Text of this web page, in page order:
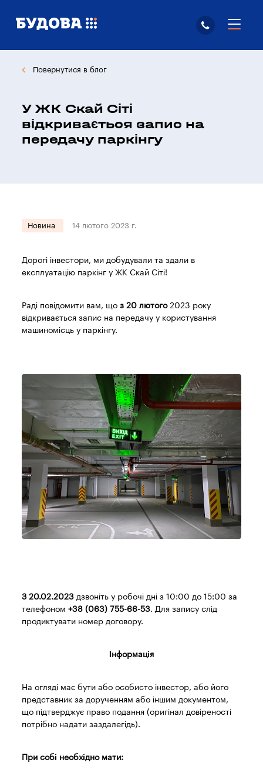
Повернутися в блог
У ЖК Скай Сіті
відкривається запис на
передачу паркінгу
Новина 14 лютого 2023 г.
Дорогі інвестори, ми добудували та здали в
експлуатацію паркінг у ЖК Скай Сіті!
Раді повідомити вам, щоз 20 лютого2023 року
відкривається запис на передачу у користування
машиномісць у паркінгу.
З 20.02.2023 дзвоніть у робочі дні з 10:00 до 15:00 за
телефоном+38 (063) 755-66-53. Для запису слід
продиктувати номер договору.
Інформація
На огляді має бути або особисто інвестор, або його
представник за дорученням або іншим документом,
що підтверджує право подання (оригінал довіреності
потрібно надати заздалегідь).
При собі необхідно мати: